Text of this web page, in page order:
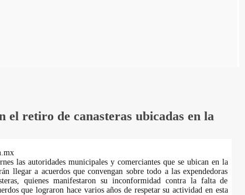
el retiro de canasteras ubicadas en la
las autoridades municipales y comerciantes que se ubican en la
llegar a acuerdos que convengan sobre todo a las expendedoras
quienes manifestaron su inconformidad contra la falta de
que lograron hace varios años de respetar su actividad en esta